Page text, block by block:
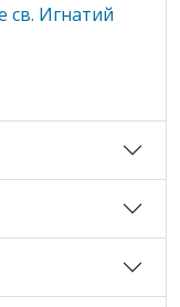
св. Игнатий